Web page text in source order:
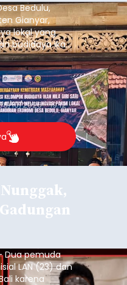
Bedulu,
Gianyar,
lokal yang
budidaya ikan
10/2026 - 19:12
pemuda
LAN (23) dan
karena